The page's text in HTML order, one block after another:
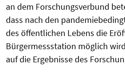
an dem Forschungsverbund
dass nach den
des öffentlichen Lebens die
Bürgermessstation möglich
auf die Ergebnisse des